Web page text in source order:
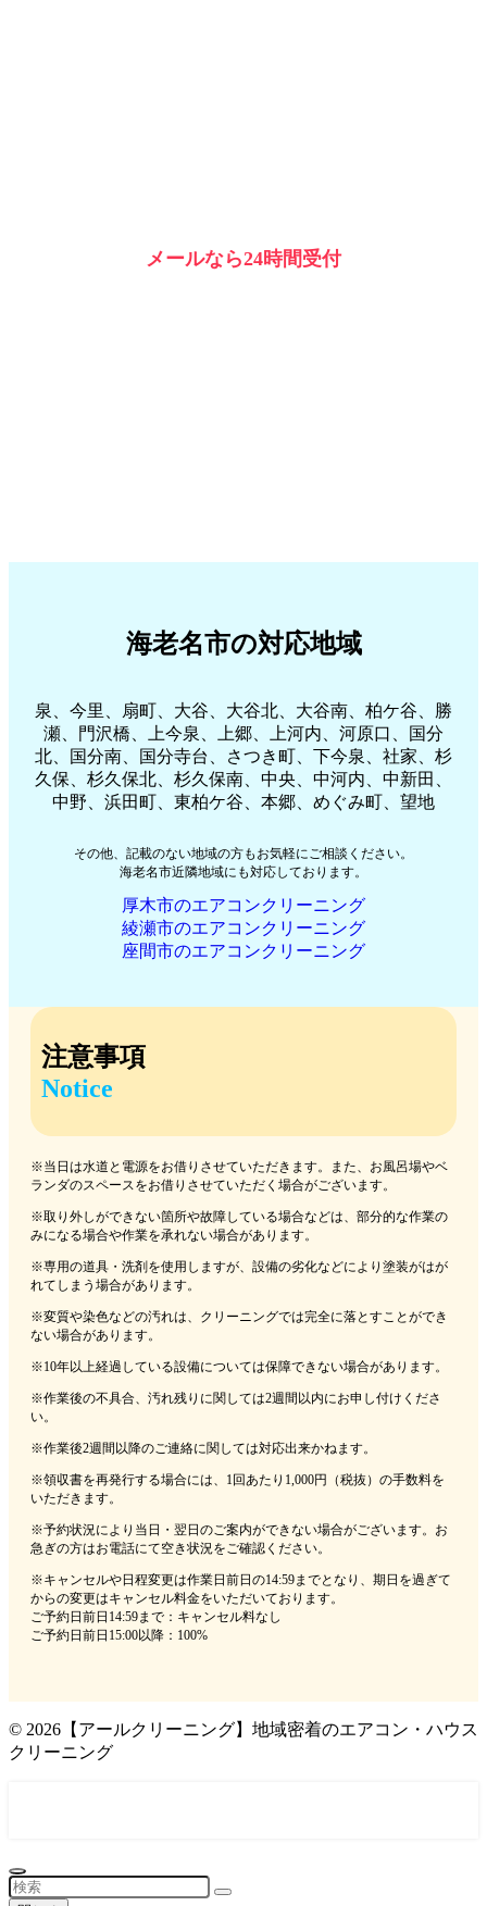
メールなら24時間受付
海老名市の対応地域
泉、今里、扇町、大谷、大谷北、大谷南、柏ケ谷、勝
瀬、門沢橋、上今泉、上郷、上河内、河原口、国分
北、国分南、国分寺台、さつき町、下今泉、社家、杉
久保、杉久保北、杉久保南、中央、中河内、中新田、
中野、浜田町、東柏ケ谷、本郷、めぐみ町、望地
その他、記載のない地域の方もお気軽にご相談ください。
海老名市近隣地域にも対応しております。
厚木市のエアコンクリーニング
綾瀬市のエアコンクリーニング
座間市のエアコンクリーニング
注意事項
Notice
※当日は水道と電源をお借りさせていただきます。また、お風呂場やベ
ランダのスペースをお借りさせていただく場合がございます。
※取り外しができない箇所や故障している場合などは、部分的な作業の
みになる場合や作業を承れない場合があります。
※専用の道具・洗剤を使用しますが、設備の劣化などにより塗装がはが
れてしまう場合があります。
※変質や染色などの汚れは、クリーニングでは完全に落とすことができ
ない場合があります。
※10年以上経過している設備については保障できない場合があります。
※作業後の不具合、汚れ残りに関しては2週間以内にお申し付けくださ
い。
※作業後2週間以降のご連絡に関しては対応出来かねます。
※領収書を再発行する場合には、1回あたり1,000円（税抜）の手数料を
いただきます。
※予約状況により当日・翌日のご案内ができない場合がございます。お
急ぎの方はお電話にて空き状況をご確認ください。
※キャンセルや日程変更は作業日前日の14:59までとなり、期日を過ぎて
からの変更はキャンセル料金をいただいております。
ご予約日前日14:59まで：キャンセル料なし
ご予約日前日15:00以降：100%
© 2026【アールクリーニング】地域密着のエアコン・ハウス
クリーニング